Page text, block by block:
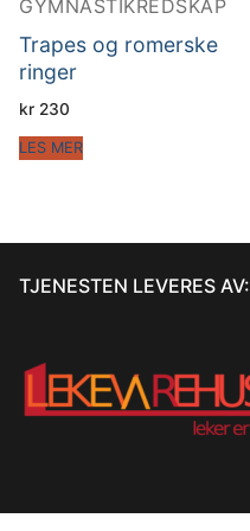
GYMNASTIKREDSKAP
Trapes og romerske
ringer
kr 230
LES MER
TJENESTEN LEVERES AV: